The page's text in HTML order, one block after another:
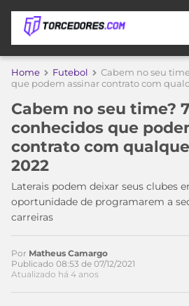
APOSTAS
DE
APOSTA
SITES
DE
APOSTAS
CÓDIGO
PROMOCIONAL
BETBOOM
COPA
DO
MUNDO
TIMES
TIME
PALMEIRAS
BRASILEIRÃO
SÉRIE
MÍDIA
ESPORTIVA
Home Futebol
Cabem no seu
que podem assinar contrato com
Cabem no seu time?
conhecidos que
contrato com
2022
Laterais podem deixar seus clubes
oportunidade de programarem a
carreiras
Acesse o perfil do autor
no Twitter
Por Matheus Camargo
Publicado 08:53 de 07/12/2021
Atualizado há 4 anos